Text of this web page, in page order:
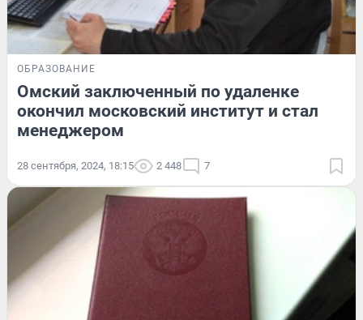
ОБРАЗОВАНИЕ
Омский заключенный по удаленке
окончил московский институт и стал
менеджером
28 сентября, 2024, 18:15 2 448 7